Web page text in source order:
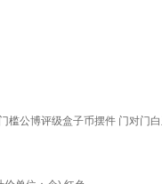
槛公博评级盒子币摆件 门对门